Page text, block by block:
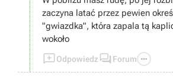
rozgrywce, to ja mam być przekoxszony w grze a nie
zaczyna latać przez pewien
"gwiazdka", która zapala tą
wokoło
Odpowiedz  Forum 